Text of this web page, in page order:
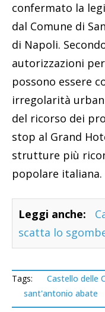
confermato la
dal Comune di
di Napoli.
autorizzazioni
possono essere
irregolarità
del ricorso dei
stop al Grand
strutture più
popolare italiana.
Leggi anche:
scatta lo
Tags:
Castello delle
sant'antonio abate